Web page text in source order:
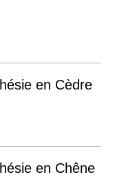
en Cèdre
en Chêne